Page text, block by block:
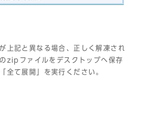
上記と異なる場合、正しく解凍され
zipファイルをデスクトップへ保存
全て展開」を実行ください。